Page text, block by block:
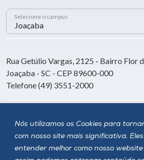
Nós utilizamos os Cookies para
com nosso site mais significativa.
entender melhor como nosso
Selecione o campus
Rua Getúlio Vargas, 2125 - Bairro Flor
Joaçaba - SC - CEP 89600-000
Telefone (49) 3551-2000
Siga a Unoesc